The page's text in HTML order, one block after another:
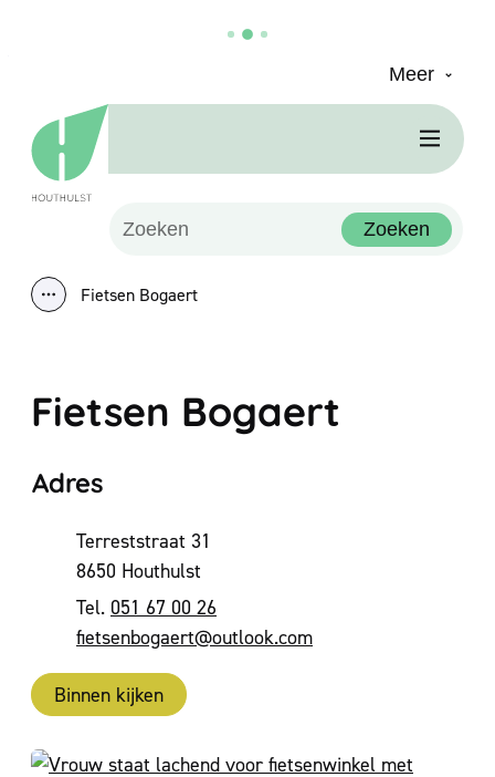
Meer
Houthulst
Waarmee kunnen we jou helpen?
Zoeken
Toon alle broodkruimel items
Fietsen Bogaert
Fietsen Bogaert
Adres
AdresTerreststraat 31
,8650 Houthulst
051 67 00 26
E-mailfietsenbogaert@outlook.com
Binnen kijken